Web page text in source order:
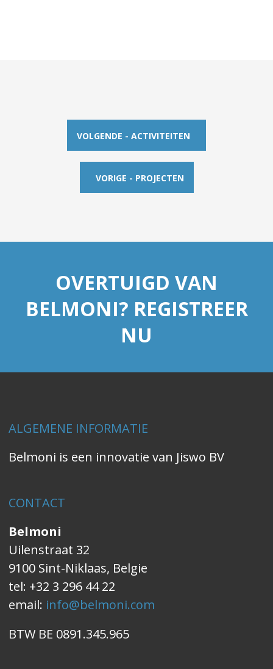
VORIGE - PROJECTEN
VOLGENDE - ACTIVITEITEN
OVERTUIGD VAN
BELMONI? REGISTREER
NU
ALGEMENE INFORMATIE
Belmoni is een innovatie van Jiswo BV
CONTACT
Belmoni
Uilenstraat 32
9100 Sint-Niklaas, Belgie
tel: +32 3 296 44 22
email: info@belmoni.com
BTW BE 0891.345.965